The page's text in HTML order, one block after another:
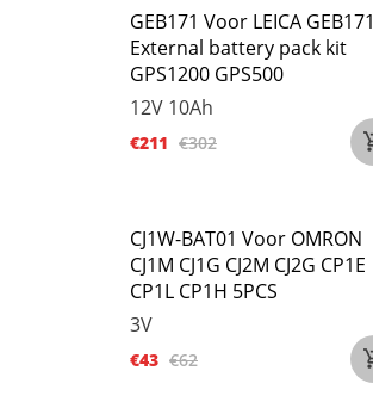
GEB171 Voor LEICA GEB171
External battery pack kit
GPS1200 GPS500
12V 10Ah
€211 €302
CJ1W-BAT01 Voor OMRON
CJ1M CJ1G CJ2M CJ2G CP1E
CP1L CP1H 5PCS
3V
€43 €62